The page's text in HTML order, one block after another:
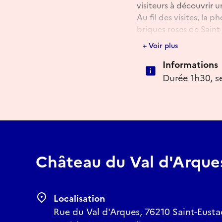
visiteurs à découvrir
Au fil des visites, la
briques roses de
Bodin, mais aussi
Cette édition sera
façades,
revivre ce lieu chargé
+ Voir plus
Informations
Durée 1h30,
Château du Val
Localisation
Rue du Val d'Arques, 76210 Saint-